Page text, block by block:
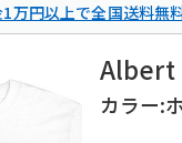
1万円以上で全国送料
Albert
カラー: